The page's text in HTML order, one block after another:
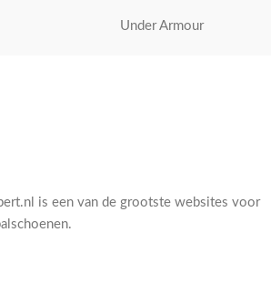
Under Armour
is een van de grootste websites voor